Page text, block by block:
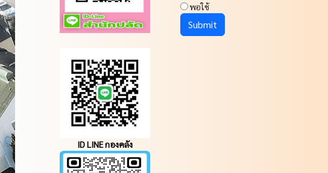
ID LINE กองคลัง
พอใช้